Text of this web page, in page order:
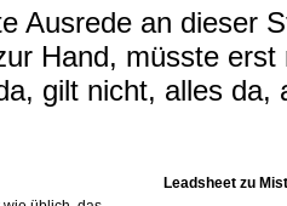
Ausrede an dieser
Hand, müsste
gilt nicht, alles da,
Leadsheet zu